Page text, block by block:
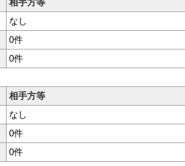
なし
0件
0件
相手方等
なし
0件
0件